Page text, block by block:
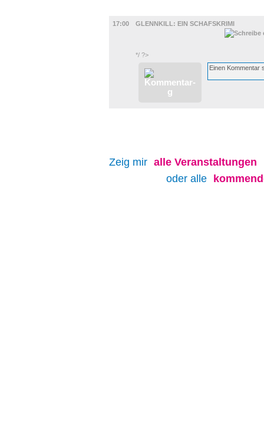
17:00
GLENNKILL: EIN SCHAFSKRIMI
*/ ?>
Zeig mir alle Veranstaltungen
oder alle